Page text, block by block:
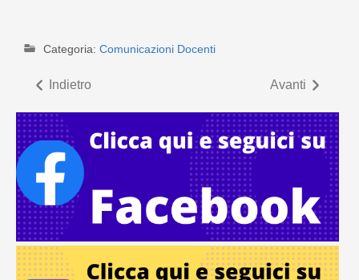
Categoria: Comunicazioni Docenti
Indietro Avanti